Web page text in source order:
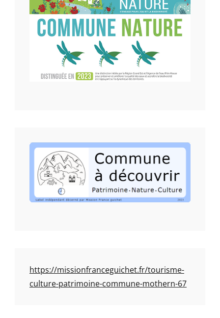
https://missionfranceguichet.fr/tourisme-
culture-patrimoine-commune-mothern-67